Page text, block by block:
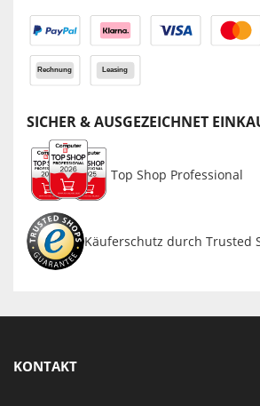
SICHER & AUSGEZEICHNET
Top Shop Professional
Käuferschutz durch Trusted
KONTAKT